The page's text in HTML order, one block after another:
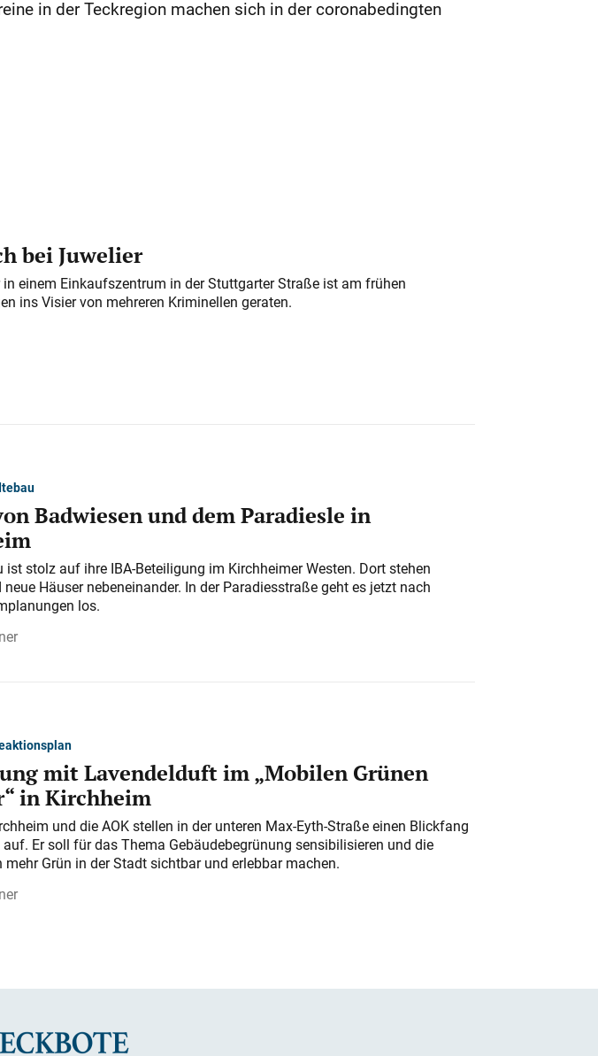
in der Teckregion machen sich in der coronabedingten
bei Juwelier
in einem Einkaufszentrum in der Stuttgarter Straße ist am frühen
ins Visier von mehreren Kriminellen geraten.
Badwiesen und dem Paradiesle in
ist stolz auf ihre IBA-Beteiligung im Kirchheimer Westen. Dort stehen
Häuser nebeneinander. In der Paradiesstraße geht es jetzt nach
los.
mit Lavendelduft im „Mobilen Grünen
in Kirchheim
und die AOK stellen in der unteren Max-Eyth-Straße einen Blickfang
Er soll für das Thema Gebäudebegrünung sensibilisieren und die
mehr Grün in der Stadt sichtbar und erlebbar machen.